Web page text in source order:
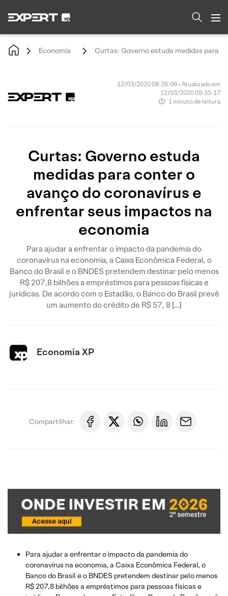
Economia Curtas: Governo estuda medidas para
12/03/2020 08:26:06 • Atualizado em
12/03/2020 09:35:17
1 minuto de leitura
Curtas: Governo estuda
medidas para conter o
avanço do coronavírus e
enfrentar seus impactos na
economia
Para ajudar a enfrentar o impacto da pandemia do
coronavírus na economia, a Caixa Econômica Federal, o
Banco do Brasil e o BNDES pretendem destinar pelo menos
R$ 207,8 bilhões a empréstimos para pessoas físicas e
jurídicas. De acordo com o Estadão, o Banco do Brasil prevê
um aumento do crédito de R$ 57, 8 […]
Economia XP
Compartilhar:
Para ajudar a enfrentar o impacto da pandemia do
coronavírus na economia, a Caixa Econômica Federal, o
Banco do Brasil e o BNDES pretendem destinar pelo menos
R$ 207,8 bilhões a empréstimos para pessoas físicas e